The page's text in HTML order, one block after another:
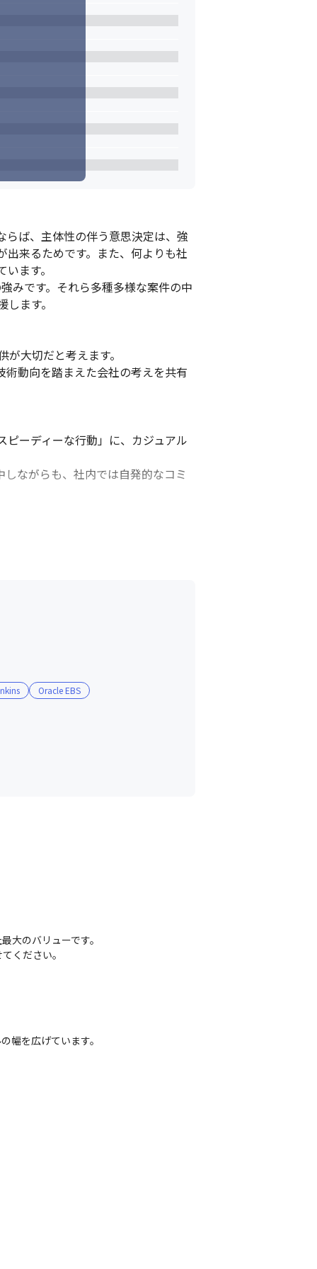
らば、主体性の伴う意思決定は、強
来るためです。また、何よりも社
ます。
みです。それら多種多様な案件の中
ます。
大切だと考えます。
術動向を踏まえた会社の考えを共有
ピーディーな行動」に、カジュアル
ながらも、社内では自発的なコミ
面で会うことによって、会社の一
て、お互いを尊重する文化を形成
ている企業です（2024年6月実
Oracle EBS
大のバリューです。
ください。
幅を広げています。